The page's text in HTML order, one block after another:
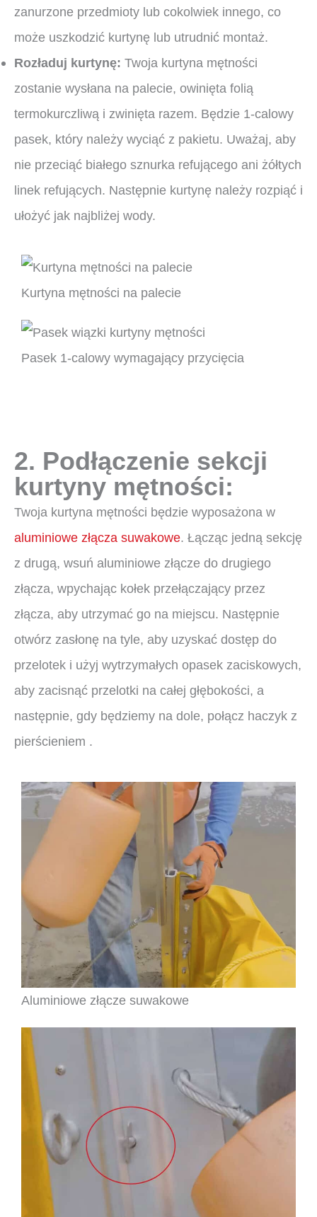
zanurzone przedmioty lub cokolwiek innego, co
może uszkodzić kurtynę lub utrudnić montaż.
Rozładuj kurtynę: Twoja kurtyna mętności
zostanie wysłana na palecie, owinięta folią
termokurczliwą i zwinięta razem. Będzie 1-calowy
pasek, który należy wyciąć z pakietu. Uważaj, aby
nie przeciąć białego sznurka refującego ani żółtych
linek refujących. Następnie kurtynę należy rozpiąć i
ułożyć jak najbliżej wody.
Kurtyna mętności na palecie
Pasek 1-calowy wymagający przycięcia
2. Podłączenie sekcji
kurtyny mętności:
Twoja kurtyna mętności będzie wyposażona w
aluminiowe złącza suwakowe. Łącząc jedną sekcję
z drugą, wsuń aluminiowe złącze do drugiego
złącza, wpychając kołek przełączający przez
złącza, aby utrzymać go na miejscu. Następnie
otwórz zasłonę na tyle, aby uzyskać dostęp do
przelotek i użyj wytrzymałych opasek zaciskowych,
aby zacisnąć przelotki na całej głębokości, a
następnie, gdy będziemy na dole, połącz haczyk z
pierścieniem .
Aluminiowe złącze suwakowe